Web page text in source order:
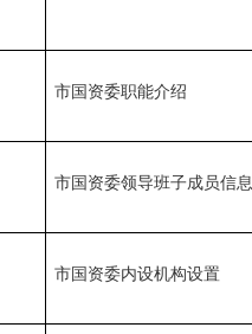
市国资委职能介绍
市国资委领导班子成员信息
市国资委内设机构设置